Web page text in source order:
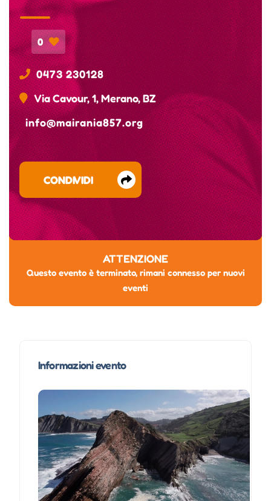
0
0473 230128
Via Cavour, 1, Merano, BZ
info@mairania857.org
CONDIVIDI
ATTENZIONE
Questo evento è terminato, rimani connesso per nuovi
eventi
Informazioni evento